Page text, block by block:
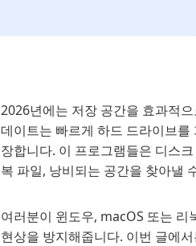
2026년에는 저장 공간을 효과적
데이트는 빠르게 하드 드라이브
장합니다. 이 프로그램들은 디스
복 파일, 낭비되는 공간을 찾아낼
여러분이 윈도우, macOS 또는
현상을 방지해줍니다. 이번 글에